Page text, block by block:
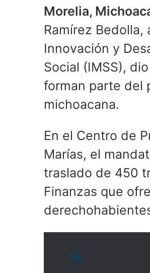
Morelia,
Ramírez
Innovación y
Social (IMSS),
forman parte del
michoacana.
En el Centro de
Marías, el
traslado de 450
Finanzas que